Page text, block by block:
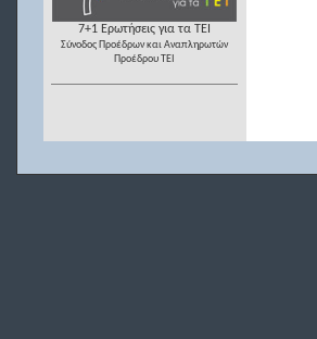
7+1 Ερωτήσεις για τα ΤΕΙ
Σύνοδος Προέδρων και Αναπληρωτών
Προέδρου ΤΕΙ